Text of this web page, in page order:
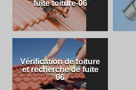
fuite toiture-06
Vérification de toiture
et recherche de fuite
06